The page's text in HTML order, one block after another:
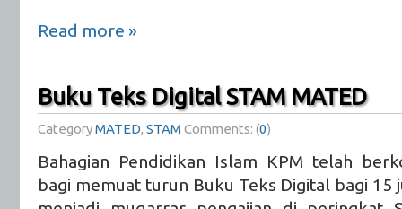
Read more »
Buku Teks Digital STAM MATED
CategoryMATED, STAM Comments: (0)
Bahagian Pendidikan Islam KPM telah
bagi memuat turun Buku Teks Digital bagi 15